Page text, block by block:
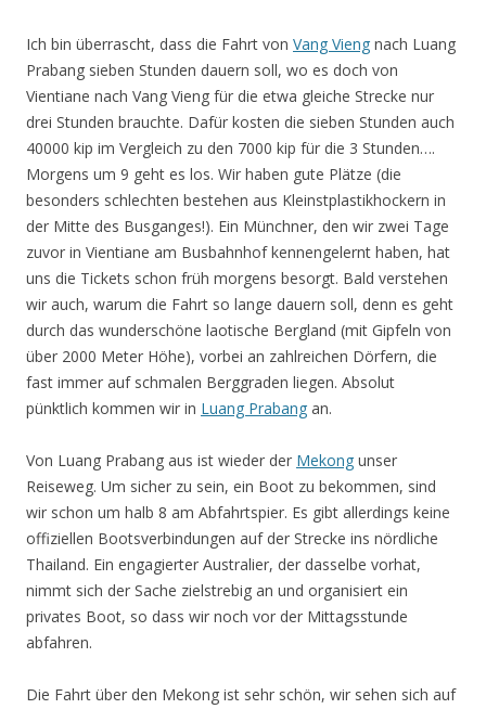
Ich bin überrascht, dass die Fahrt von Vang Vieng nach Luang
Prabang sieben Stunden dauern soll, wo es doch von
Vientiane nach Vang Vieng für die etwa gleiche Strecke nur
drei Stunden brauchte. Dafür kosten die sieben Stunden auch
40000 kip im Vergleich zu den 7000 kip für die 3 Stunden….
Morgens um 9 geht es los. Wir haben gute Plätze (die
besonders schlechten bestehen aus Kleinstplastikhockern in
der Mitte des Busganges!). Ein Münchner, den wir zwei Tage
zuvor in Vientiane am Busbahnhof kennengelernt haben, hat
uns die Tickets schon früh morgens besorgt. Bald verstehen
wir auch, warum die Fahrt so lange dauern soll, denn es geht
durch das wunderschöne laotische Bergland (mit Gipfeln von
über 2000 Meter Höhe), vorbei an zahlreichen Dörfern, die
fast immer auf schmalen Berggraden liegen. Absolut
pünktlich kommen wir in Luang Prabang an.
Von Luang Prabang aus ist wieder der Mekong unser
Reiseweg. Um sicher zu sein, ein Boot zu bekommen, sind
wir schon um halb 8 am Abfahrtspier. Es gibt allerdings keine
offiziellen Bootsverbindungen auf der Strecke ins nördliche
Thailand. Ein engagierter Australier, der dasselbe vorhat,
nimmt sich der Sache zielstrebig an und organisiert ein
privates Boot, so dass wir noch vor der Mittagsstunde
abfahren.
Die Fahrt über den Mekong ist sehr schön, wir sehen sich auf